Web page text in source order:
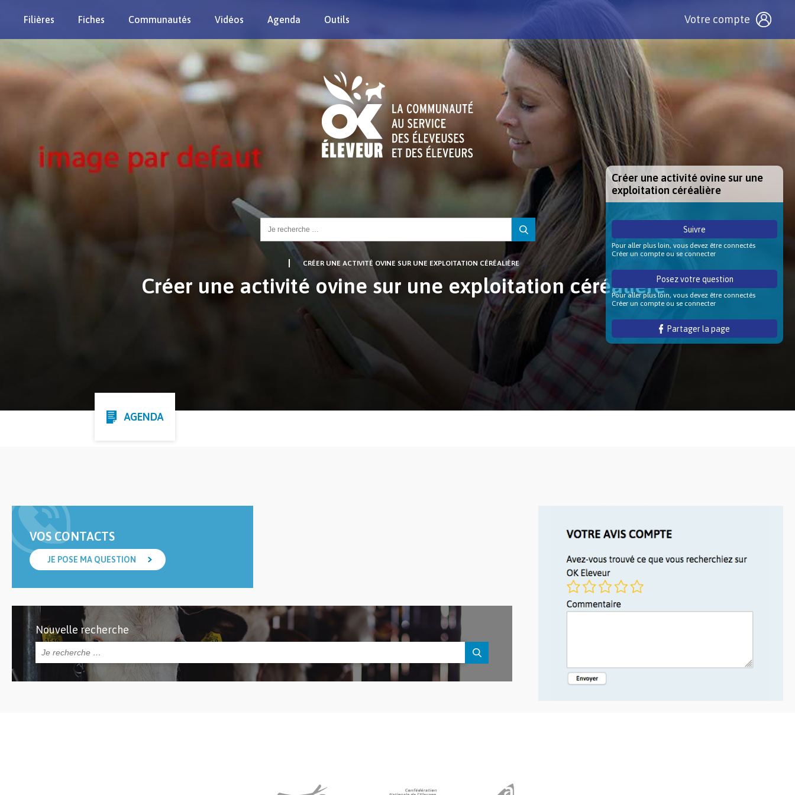
Filières Fiches Communautés Vidéos Agenda Outils Votre compte
Rechercher :
CRÉER UNE ACTIVITÉ OVINE SUR UNE EXPLOITATION CÉRÉALIÈRE
Créer une activité ovine sur une exploitation céréalière
AGENDA
VOS CONTACTS
JE POSE MA QUESTION
Nouvelle recherche
Créer une activité ovine sur une
exploitation céréalière
Suivre
Pour aller plus loin, vous devez être connectés
Créer un compte ou se connecter
Posez votre question
Pour aller plus loin, vous devez être connectés
Créer un compte ou se connecter
Partager la page